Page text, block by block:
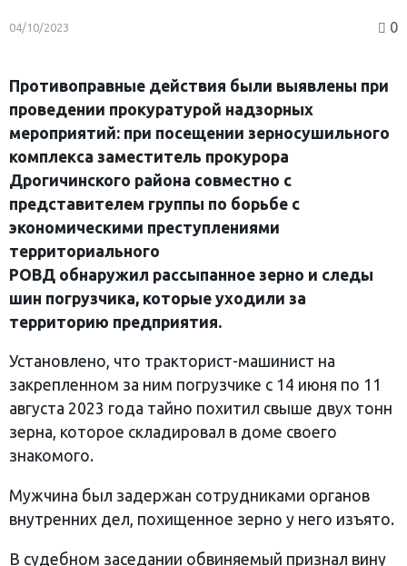
04/10/2023 0
Противоправные действия были выявлены при
проведении прокуратурой надзорных
мероприятий: при посещении зерносушильного
комплекса заместитель прокурора
Дрогичинского района совместно с
представителем группы по борьбе с
экономическими преступлениями
территориального
РОВД обнаружил рассыпанное зерно и следы
шин погрузчика, которые уходили за
территорию предприятия.
Установлено, что тракторист-машинист на
закрепленном за ним погрузчике с 14 июня по 11
августа 2023 года тайно похитил свыше двух тонн
зерна, которое складировал в доме своего
знакомого.
Мужчина был задержан сотрудниками органов
внутренних дел, похищенное зерно у него изъято.
В судебном заседании обвиняемый признал вину